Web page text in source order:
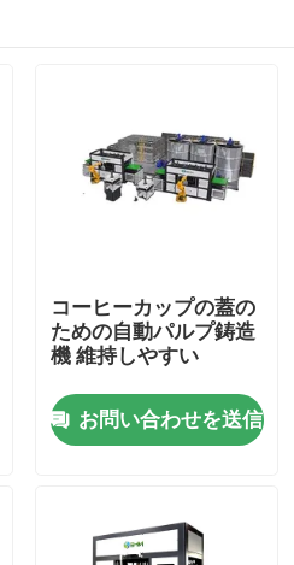
コーヒーカップの蓋の
ための自動パルプ鋳造
機 維持しやすい
お問い合わせを送信